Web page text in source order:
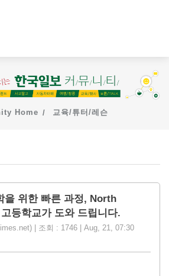
Home 교육/튜터/레슨
을 위한 빠른 과정, North
등학교가 도와 드립니다.
| 조회 : 1746 | Aug, 21, 07:30